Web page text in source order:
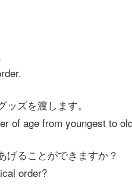
ズを渡します。
of age from youngest to
げることができますか？
order?